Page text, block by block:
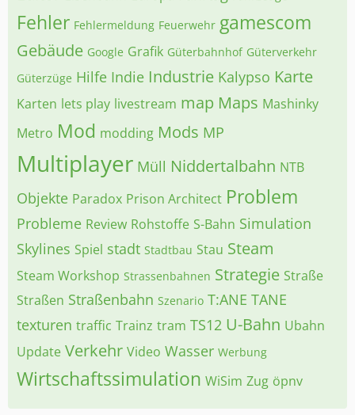
Fehler Fehlermeldung Feuerwehr gamescom
Gebäude Google Grafik Güterbahnhof Güterverkehr
Güterzüge Hilfe Indie Industrie Kalypso Karte
Karten lets play livestream map Maps Mashinky
Metro Mod modding Mods MP
Multiplayer Müll Niddertalbahn NTB
Objekte Paradox Prison Architect Problem
Probleme Review Rohstoffe S-Bahn Simulation
Skylines Spiel stadt Stadtbau Stau Steam
Steam Workshop Strassenbahnen Strategie Straße
Straßen Straßenbahn Szenario T:ANE TANE
texturen traffic Trainz tram TS12 U-Bahn Ubahn
Update Verkehr Video Wasser Werbung
Wirtschaftssimulation WiSim Zug öpnv